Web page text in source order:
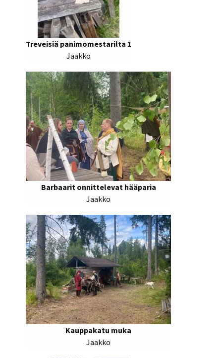
Treveisiä panimomestarilta 1
Jaakko
Barbaarit onnittelevat hääparia
Jaakko
Kauppakatu muka
Jaakko